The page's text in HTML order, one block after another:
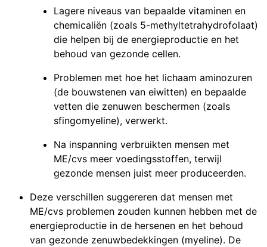
Lagere niveaus van bepaalde vitaminen en
chemicaliën (zoals 5-methyltetrahydrofolaat)
die helpen bij de energieproductie en het
behoud van gezonde cellen.
Problemen met hoe het lichaam aminozuren
(de bouwstenen van eiwitten) en bepaalde
vetten die zenuwen beschermen (zoals
sfingomyeline), verwerkt.
Na inspanning verbruikten mensen met
ME/cvs meer voedingsstoffen, terwijl
gezonde mensen juist meer produceerden.
Deze verschillen suggereren dat mensen met
ME/cvs problemen zouden kunnen hebben met de
energieproductie in de hersenen en het behoud
van gezonde zenuwbedekkingen (myeline). De